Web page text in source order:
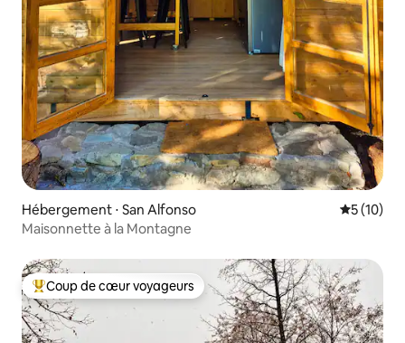
Hébergement ⋅ San Alfonso
5 (10)
Maisonnette à la Montagne
Coups de cœur voyageurs les plus appréciés
Coup de cœur voyageurs